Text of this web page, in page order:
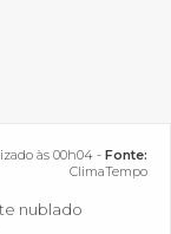
às 00h04 - Fonte:
ClimaTempo
nublado